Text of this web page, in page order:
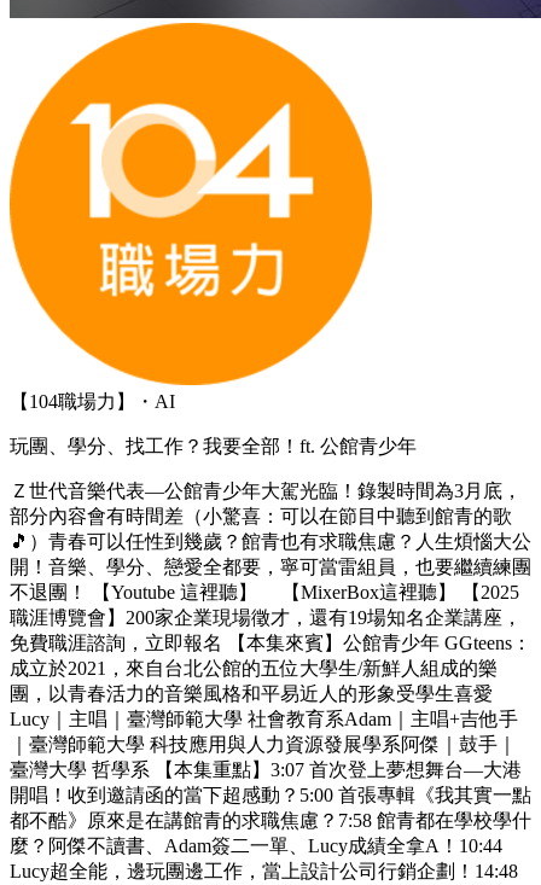
【104職場力】・AI
玩團、學分、找工作？我要全部！ft. 公館青少年
Ｚ世代音樂代表—公館青少年大駕光臨！錄製時間為3月底，
部分內容會有時間差（小驚喜：可以在節目中聽到館青的歌
🎵）青春可以任性到幾歲？館青也有求職焦慮？人生煩惱大公
開！音樂、學分、戀愛全都要，寧可當雷組員，也要繼續練團
不退團！ 【Youtube 這裡聽】 【MixerBox這裡聽】 【2025
職涯博覽會】200家企業現場徵才，還有19場知名企業講座，
免費職涯諮詢，立即報名 【本集來賓】公館青少年 GGteens：
成立於2021，來自台北公館的五位大學生/新鮮人組成的樂
團，以青春活力的音樂風格和平易近人的形象受學生喜愛
Lucy｜主唱｜臺灣師範大學 社會教育系Adam｜主唱+吉他手
｜臺灣師範大學 科技應用與人力資源發展學系阿傑｜鼓手｜
臺灣大學 哲學系 【本集重點】3:07 首次登上夢想舞台—大港
開唱！收到邀請函的當下超感動？5:00 首張專輯《我其實一點
都不酷》原來是在講館青的求職焦慮？7:58 館青都在學校學什
麼？阿傑不讀書、Adam簽二一單、Lucy成績全拿A！10:44
Lucy超全能，邊玩團邊工作，當上設計公司行銷企劃！14:48